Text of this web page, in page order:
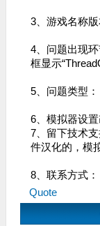
3、游戏名称版
4、问题出现
框显示
5、问题类型
6、模拟器设置
7、留下技术
件汉化的，模
8、联系方式：
Quote